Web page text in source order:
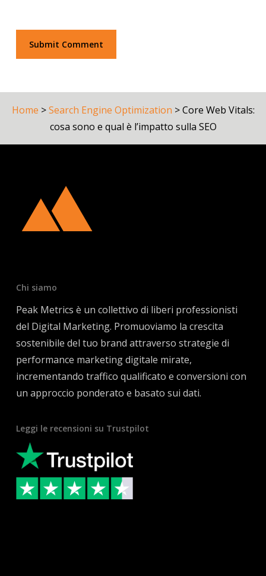
Home >Search Engine Optimization >Core Web Vitals:
cosa sono e qual è l’impatto sulla SEO
Chi siamo
Peak Metrics è un collettivo di liberi professionisti
del Digital Marketing. Promuoviamo la crescita
sostenibile del tuo brand attraverso strategie di
performance marketing digitale mirate,
incrementando traffico qualificato e conversioni con
un approccio ponderato e basato sui dati.
Leggi le recensioni su Trustpilot